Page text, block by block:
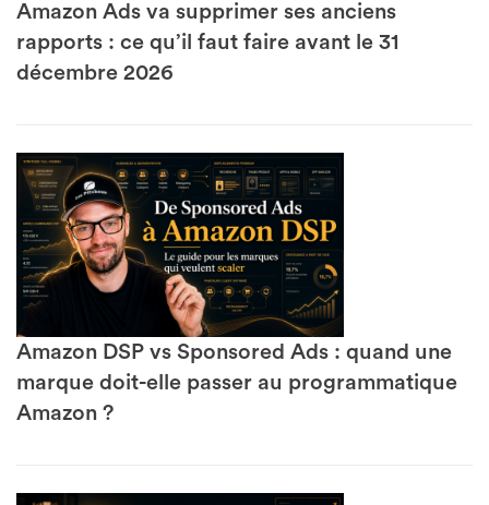
Amazon Ads va supprimer ses anciens
rapports : ce qu’il faut faire avant le 31
décembre 2026
Amazon DSP vs Sponsored Ads : quand une
marque doit-elle passer au programmatique
Amazon ?